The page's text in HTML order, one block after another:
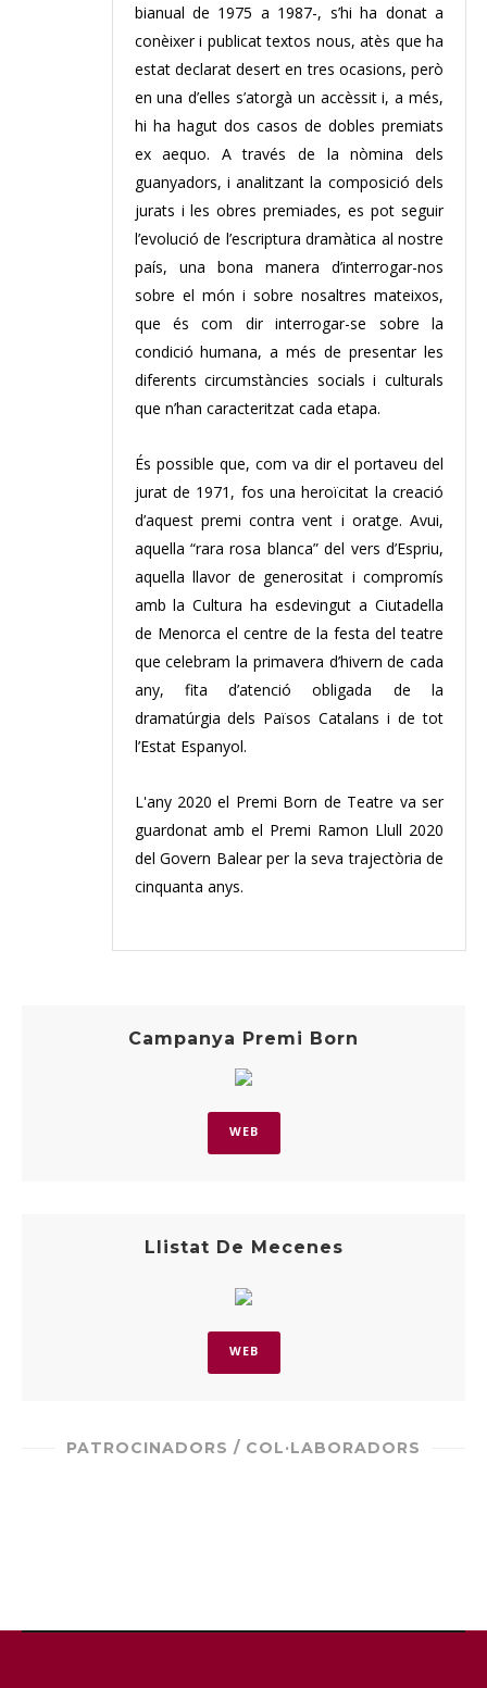
bianual de 1975 a 1987-, s’hi ha donat a
conèixer i publicat textos nous, atès que ha
estat declarat desert en tres ocasions, però
en una d’elles s’atorgà un accèssit i, a més,
hi ha hagut dos casos de dobles premiats
ex aequo. A través de la nòmina dels
guanyadors, i analitzant la composició dels
jurats i les obres premiades, es pot seguir
l’evolució de l’escriptura dramàtica al nostre
país, una bona manera d’interrogar-nos
sobre el món i sobre nosaltres mateixos,
que és com dir interrogar-se sobre la
condició humana, a més de presentar les
diferents circumstàncies socials i culturals
que n’han caracteritzat cada etapa.
És possible que, com va dir el portaveu del
jurat de 1971, fos una heroïcitat la creació
d’aquest premi contra vent i oratge. Avui,
aquella “rara rosa blanca” del vers d’Espriu,
aquella llavor de generositat i compromís
amb la Cultura ha esdevingut a Ciutadella
de Menorca el centre de la festa del teatre
que celebram la primavera d’hivern de cada
any, fita d’atenció obligada de la
dramatúrgia dels Països Catalans i de tot
l’Estat Espanyol.
L'any 2020 el Premi Born de Teatre va ser
guardonat amb el Premi Ramon Llull 2020
del Govern Balear per la seva trajectòria de
cinquanta anys.
Campanya Premi Born
WEB
Llistat De Mecenes
WEB
PATROCINADORS / COL·LABORADORS